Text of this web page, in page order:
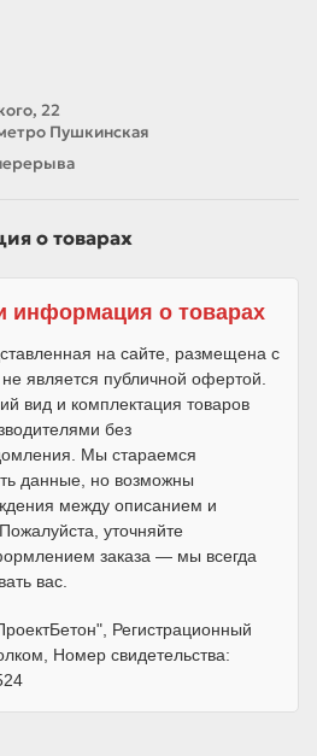
22
Пушкинская
о товарах
информация о товарах
на сайте, размещена с
является публичной офертой.
вид и комплектация товаров
без
Мы стараемся
данные, но возможны
между описанием и
уточняйте
заказа — мы всегда
вас.
Регистрационный
Номер свидетельства: